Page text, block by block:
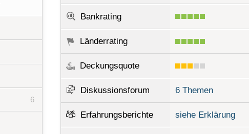
6
Bankrating
Länderrating
Deckungsquote
Diskussionsforum 6 Themen
Erfahrungsberichte siehe Erklärung